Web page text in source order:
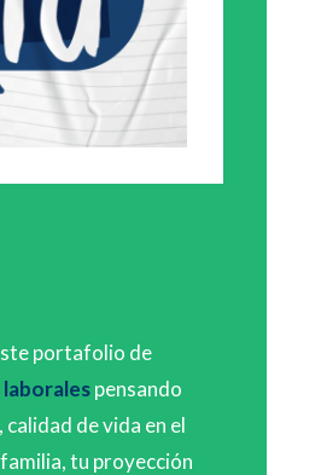
portafolio de
pensando
calidad de vida en el
tu proyección